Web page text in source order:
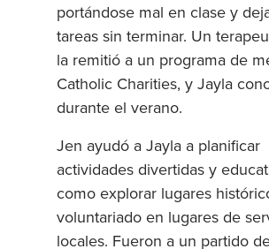
portándose mal en clase y
tareas sin terminar. Un
la remitió a un programa de
Catholic Charities, y Jayla
durante el verano.
Jen ayudó a Jayla a planificar
actividades divertidas y
como explorar lugares
voluntariado en lugares de
locales. Fueron a un partido